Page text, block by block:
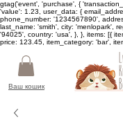
gtag('event', 'purchase', {
'value': 1.23, user_data: {
phone_number: '1234567890',
last_name: 'smith', city: 'menlopark',
'94025', country: 'usa', }, }, items: [{
price: 123.45, item_category: 'bar',
Ваш кошик